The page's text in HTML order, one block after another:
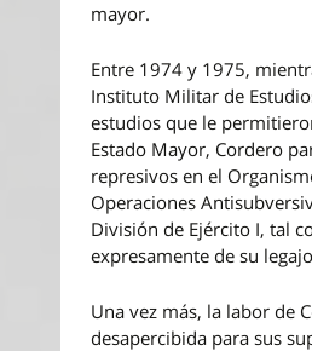
mayor.
Entre 1974 y 1975,
Instituto Militar de
estudios que le
Estado Mayor, Cordero
represivos en el
Operaciones
División de Ejército I, tal
expresamente de su
Una vez más, la labor de
desapercibida para sus